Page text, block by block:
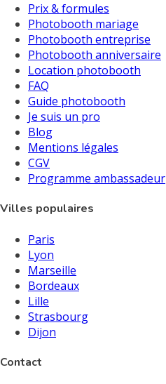
Prix & formules
Photobooth mariage
Photobooth entreprise
Photobooth anniversaire
Location photobooth
FAQ
Guide photobooth
Je suis un pro
Blog
Mentions légales
CGV
Programme ambassadeur
Villes populaires
Paris
Lyon
Marseille
Bordeaux
Lille
Strasbourg
Dijon
Contact